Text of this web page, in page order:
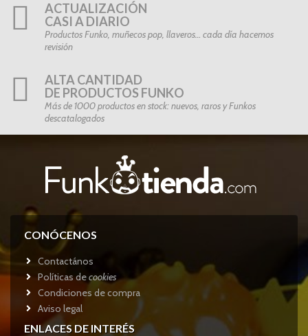
ACTUALIZACIÓN
CASI A DIARIO
Productos Funko, muñecos pop, llaveros… cada día hacemos
revisión
ALTA CANTIDAD
DE PRODUCTOS FUNKO
Más de 1000 productos en stock: nuevos, raros y Funkos
descatalogados
CONÓCENOS
Contactános
Políticas decookies
Condiciones de compra
Aviso legal
ENLACES DE INTERÉS